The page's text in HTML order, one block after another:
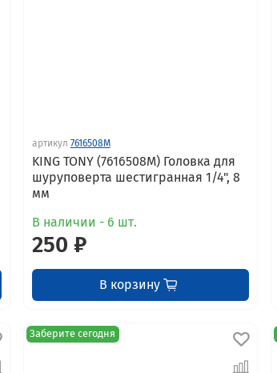
артикул 7616508M
KING TONY (7616508M) Головка для
шуруповерта шестигранная 1/4", 8
мм
В наличии - 6 шт.
250 ₽
В корзину
Заберите сегодня